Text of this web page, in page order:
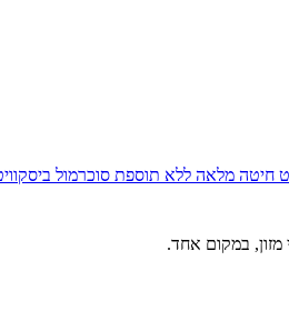
חיטה מלאה ללא תוספת סוכרמול
מזון, במקום אחד.